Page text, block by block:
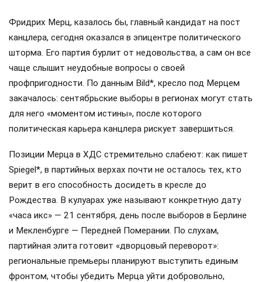
Фридрих Мерц, казалось бы, главный кандидат на пост
канцлера, сегодня оказался в эпицентре политического
шторма. Его партия бурлит от недовольства, а сам он все
чаще слышит неудобные вопросы о своей
профпригодности. По данным Bild*, кресло под Мерцем
закачалось: сентябрьские выборы в регионах могут стать
для него «моментом истины», после которого
политическая карьера канцлера рискует завершиться.
Позиции Мерца в ХДС стремительно слабеют: как пишет
Spiegel*, в партийных верхах почти не осталось тех, кто
верит в его способность досидеть в кресле до
Рождества. В кулуарах уже называют конкретную дату
«часа икс» — 21 сентября, день после выборов в Берлине
и Мекленбурге — Передней Померании. По слухам,
партийная элита готовит «дворцовый переворот»:
региональные премьеры планируют выступить единым
фронтом, чтобы убедить Мерца уйти добровольно,